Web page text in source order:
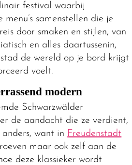
festival waarbij
samenstellen die je
door smaken en stijlen, van
en alles daartussenin,
de wereld op je bord krijgt
voelt.
modern
Schwarzwälder
de aandacht die ze verdient,
want in Freudenstadt
maar ook zelf aan de
deze klassieker wordt